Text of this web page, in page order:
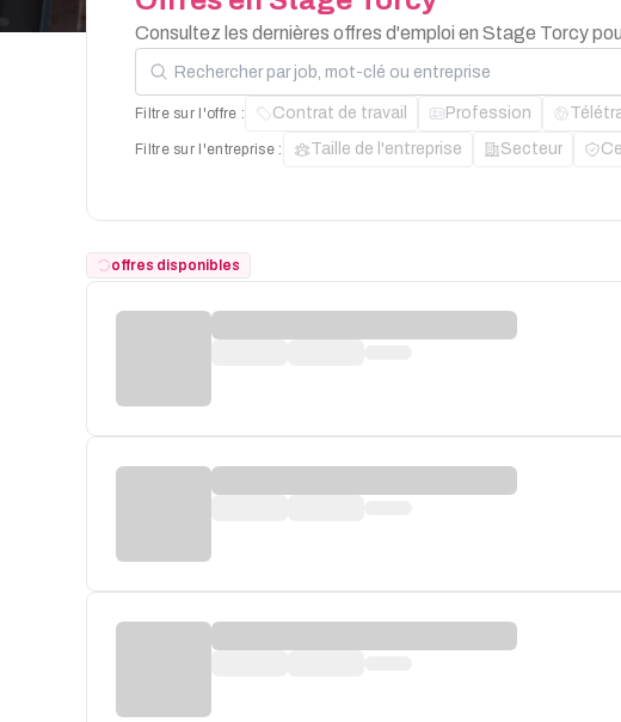
Consultez les dernières offres d'emploi en Stage Torcy
Rechercher par job, mot-clé ou entreprise
Filtre sur l'offre : Contrat de travail Profession
Filtre sur l'entreprise : Taille de l'entreprise Secteur
offres disponibles